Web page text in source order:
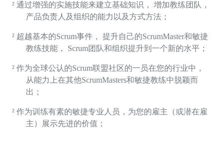
² 通过增强的实施技能来建立基础知识， 增加教练团队，
产品负责人及组织的能力以及方式方法；
² 超越基本的Scrum事件， 提升自己的ScrumMaster和敏捷
教练技能，
Scrum团队和组织提升到一个新的水平；
² 作为全球公认的Scrum联盟社区的一员在您的行业中，
从能力上在其他ScrumMasters和敏捷教练中脱颖而
出；
² 作为训练有素的敏捷专业人员，为您的雇主（或潜在雇
主）展示先进的价值；